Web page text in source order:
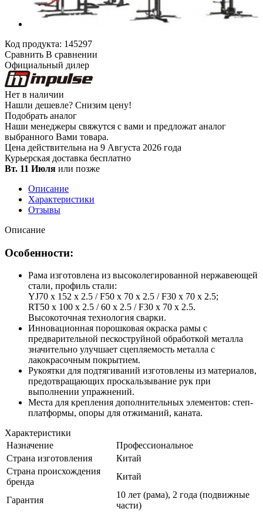
Код продукта: 145297
Сравнить В сравнении
Официальный дилер
Нет в наличии
Нашли дешевле? Снизим цену!
Подобрать аналог
Наши менеджеры свяжутся с вами и предложат аналог
выбранного Вами товара.
Цена действительна на 9 Августа 2026 года
Курьерская доставка бесплатно
Вт. 11 Июля или позже
Описание
Характеристики
Отзывы
Описание
Особенности:
Рама изготовлена из высоколегированной нержавеющей
стали, профиль стали:
YJ70 х 152 х 2.5 / F50 х 70 х 2.5 / F30 х 70 х 2.5;
RT50 х 100 х 2.5 / 60 х 2.5 / F30 х 70 х 2.5.
Высокоточная технология сварки.
Инновационная порошковая окраска рамы с
предварительной пескоструйной обработкой металла
значительно улучшает сцепляемость металла с
лакокрасочным покрытием.
Рукоятки для подтягиваний изготовлены из материалов,
предотвращающих проскальзывание рук при
выполнении упражнений.
Места для крепления дополнительных элементов: степ-
платформы, опоры для отжиманий, каната.
Характеристики
Назначение
Профессиональное
Страна изготовления
Китай
Страна происхождения
бренда
Китай
Гарантия
10 лет (рама), 2 года (подвижные
части)